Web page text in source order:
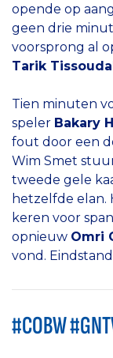
opende op
geen drie
voorsprong al
Tarik
Tien minuten
speler Bakary
fout door een
Wim Smet
tweede gele
hetzelfde elan.
keren voor
opnieuw Omri
vond.
#COBW